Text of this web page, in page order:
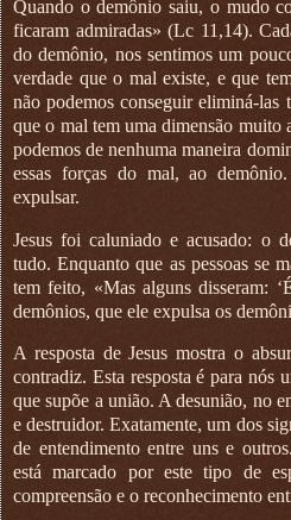
Quando o demônio saiu, o mudo
ficaram admiradas» (Lc 11,14).
do demônio, nos sentimos um
verdade que o mal existe, e que
não podemos conseguir eliminá-las
que o mal tem uma dimensão muito
podemos de nenhuma maneira
essas forças do mal, ao
expulsar.
Jesus foi caluniado e acusado: o
tudo. Enquanto que as pessoas se
tem feito, «Mas alguns disseram:
demônios, que ele expulsa os
A resposta de Jesus mostra o
contradiz. Esta resposta é para nós
que supõe a união. A desunião, no
e destruidor. Exatamente, um dos
de entendimento entre uns e
está marcado por este tipo de
compreensão e o reconhecimento